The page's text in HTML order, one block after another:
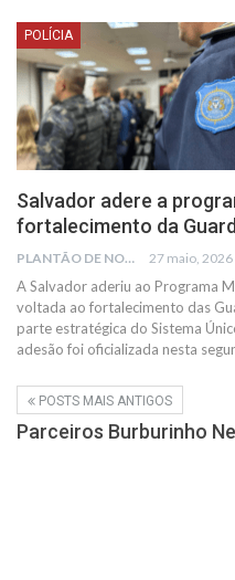
POLÍCIA
Salvador adere a
fortalecimento da
PLANTÃO DE NOTÍCIAS 27 maio, 2026
A Salvador aderiu ao Programa
voltada ao fortalecimento das
parte estratégica do Sistema
adesão foi oficializada nesta
POSTS MAIS ANTIGOS
Parceiros Burburinho